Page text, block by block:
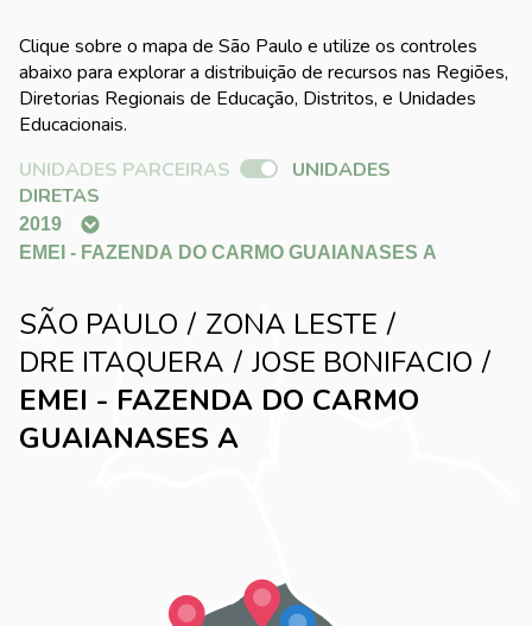
Clique sobre o mapa de São Paulo e utilize os controles
abaixo para explorar a distribuição de recursos nas Regiões,
Diretorias Regionais de Educação, Distritos, e Unidades
Educacionais.
UNIDADES PARCEIRAS
UNIDADES
DIRETAS
SÃO PAULO
ZONA LESTE
DRE ITAQUERA
JOSE BONIFACIO
EMEI - FAZENDA DO CARMO
GUAIANASES A